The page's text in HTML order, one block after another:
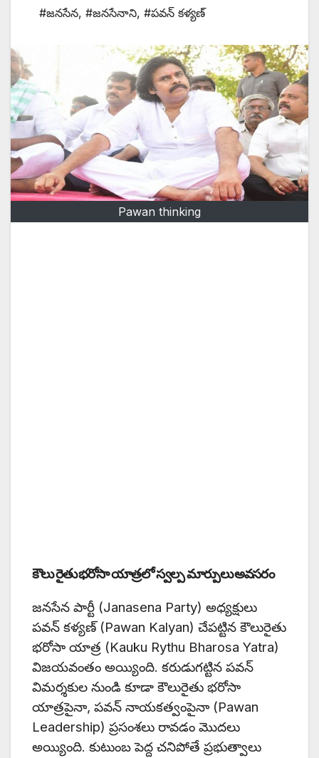
#జనసేన, #జనసేనాని, #పవన్ కళ్యణ్
Pawan thinking
కౌలు రైతు భరోసా యాత్రలో స్వల్ప మార్పులు అవసరం
జనసేన పార్టీ (Janasena Party) అధ్యక్షులు
పవన్ కళ్యణ్ (Pawan Kalyan) చేపట్టిన కౌలురైతు
భరోసా యాత్ర (Kauku Rythu Bharosa Yatra)
విజయవంతం అయ్యింది. కరుడుగట్టిన పవన్
విమర్శకుల నుండి కూడా కౌలురైతు భరోసా
యాత్రపైనా, పవన్ నాయకత్వంపైనా (Pawan
Leadership) ప్రసంశలు రావడం మొదలు
అయ్యింది. కుటుంబ పెద్ద చనిపోతే ప్రభుత్వాలు